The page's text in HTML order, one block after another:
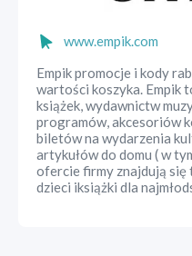
www.empik.com
Empik promocje i kody
wartości koszyka. Empik
książek, wydawnictw
programów, akcesoriów
biletów na wydarzenia
artykułów do domu ( w
ofercie firmy znajdują się
dzieci iksiążki dla